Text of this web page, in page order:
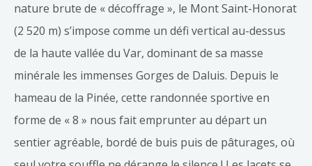
nature brute de « décoffrage », le Mont Saint-Honorat
(2 520 m) s’impose comme un défi vertical au-dessus
de la haute vallée du Var, dominant de sa masse
minérale les immenses Gorges de Daluis. Depuis le
hameau de la Pinée, cette randonnée sportive en
forme de « 8 » nous fait emprunter au départ un
sentier agréable, bordé de buis puis de pâturages, où